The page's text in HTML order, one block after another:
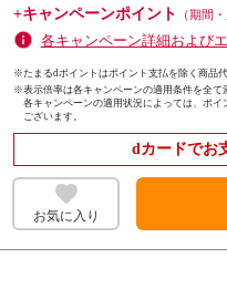
+キャンペーンポイント
（期間
各キャンペーン詳細および
※たまるdポイントはポイント支払を除く商品代
※表示倍率は各キャンペーンの適用条件を全て
各キャンペーンの適用状況によっては、ポ
ございます。
dカードでお
お気に入り